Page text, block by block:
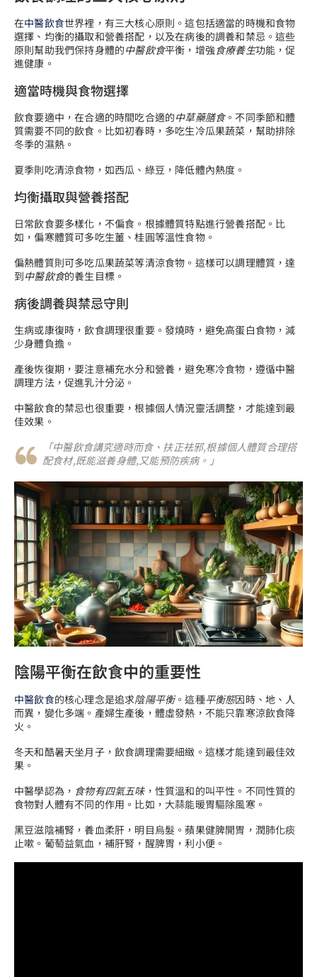
在中醫飲食世界裡，有三大核心原則。這包括適當的時機和食物
選擇、均衡的攝取和營養搭配，以及在病後的調養和禁忌。這些
原則幫助我們保持身體的中醫飲食平衡，增強食療養生功能，促
進健康。
適當時機與食物選擇
飲食要適中，在合適的時間吃合適的中草藥膳食。不同季節和體
質需要不同的飲食。比如初春時，多吃生冷瓜果蔬菜，幫助排除
冬季的濕熱。
夏季則吃清涼食物，如西瓜、綠豆，降低體內熱度。
均衡攝取與營養搭配
日常飲食要多樣化，不偏食。根據體質特點進行營養搭配。比
如，偏寒體質可多吃生薑、桂圓等溫性食物。
偏熱體質則可多吃瓜果蔬菜等清涼食物。這樣可以調理體質，達
到中醫飲食的養生目標。
病後調養與禁忌守則
生病或康復時，飲食調理很重要。發燒時，避免高蛋白食物，減
少身體負擔。
產後恢復期，要注意補充水分和營養，避免寒冷食物，遵循中醫
調理方法，促進乳汁分泌。
中醫飲食的禁忌也很重要，根據個人情況靈活調整，才能達到最
佳效果。
「中醫飲食講究適時而食、扶正祛邪,根據個人體質合理搭
配食材,既能滋養身體,又能預防疾病。」
陰陽平衡在飲食中的重要性
中醫飲食的核心理念是追求陰陽平衡。這種平衡態因時、地、人
而異，變化多端。產婦生產後，體虛發熱，不能只靠寒涼飲食降
火。
冬天和酷暑天坐月子，飲食調理需要細緻。這樣才能達到最佳效
果。
中醫學認為， 食物有四氣五味，性質溫和的叫平性。不同性質的
食物對人體有不同的作用。比如，大蒜能暖胃驅除風寒。
黑豆滋陰補腎，養血柔肝，明目烏髮。蘋果健脾開胃，潤肺化痰
止嗽。葡萄益氣血，補肝腎，醒脾胃，利小便。